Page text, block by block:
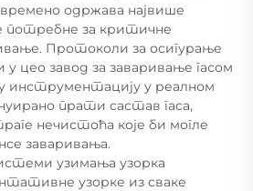
одржава највише
за критичне
Протоколи за осигурање
цео завод за заваривање гасом
инструментацију у реалном
прати састав гаса,
нечистоћа које би могле
заваривања.
узимања узорка
узорке из сваке